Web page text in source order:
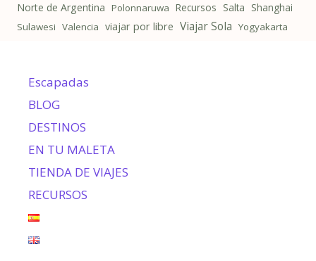
Norte de Argentina Polonnaruwa Recursos Salta Shanghai
Sulawesi Valencia viajar por libre Viajar Sola Yogyakarta
Escapadas
BLOG
DESTINOS
EN TU MALETA
TIENDA DE VIAJES
RECURSOS